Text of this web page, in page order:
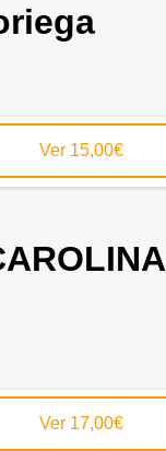
Ver 15,00€
Ver 17,00€